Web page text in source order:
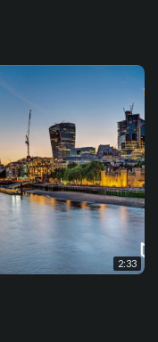
2:33